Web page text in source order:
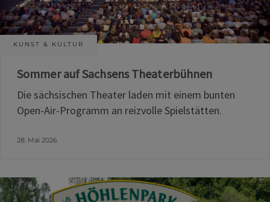
KUNST & KULTUR
Sommer auf Sachsens Theaterbühnen
Die sächsischen Theater laden mit einem bunten
Open-Air-Programm an reizvolle Spielstätten.
28. Mai 2026